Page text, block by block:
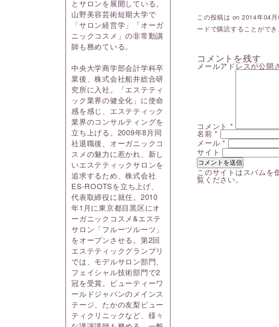
この投稿は on 2014年04
ードで購読することがで
コメントを残す
メールアドレスが公開
コメント *
名前*
メール*
サイト
このサイトはスパムを
覧ください。
とサロンを展開している。
山野美容芸術短期大学で
「サロン経営学」「オーガ
ニックコスメ」の非常勤講
師も務めている。
中央大学商学部会計学科卒
業後、株式会社船井総合研
究所に入社。「エステティ
ック業界の健全化」に使命
感を感じ、エステティック
業界のコンサルティングを
立ち上げる。2009年8月同
社退職後、オーガニックコ
スメの魅力に惹かれ、新し
いエステティックサロンを
追求するため、株式会社
ES-ROOTSを立ち上げ、
代表取締役に就任。2010
年1月に東京都目黒区にオ
ーガニックコスメ&エステ
サロン「フルーツルーツ」
をオープンさせる。第2回
エステティックグランプリ
では、モデルサロン部門、
フェイシャル技術部門で2
冠を受賞。ビューティーワ
ールドジャパンのメインス
テージ、たかの友梨ビュー
ティクリニックなど、様々